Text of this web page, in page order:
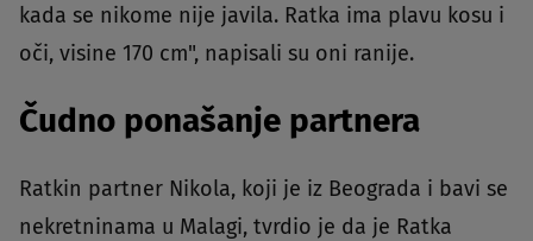
kada se nikome nije javila. Ratka ima plavu kosu i
oči, visine 170 cm", napisali su oni ranije.
Čudno ponašanje partnera
Ratkin partner Nikola, koji je iz Beograda i bavi se
nekretninama u Malagi, tvrdio je da je Ratka